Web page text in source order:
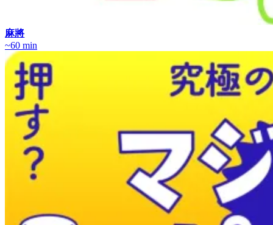
麻將
~60 min